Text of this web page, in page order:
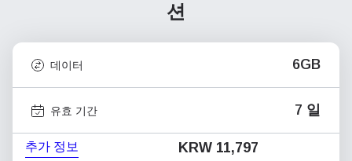
션
데이터 6GB
유효 기간 7 일
추가 정보 KRW 11,797